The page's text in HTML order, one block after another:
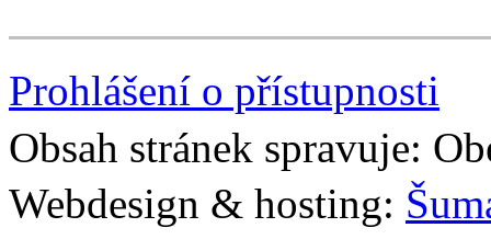
Prohlášení o přístupnosti
Obsah stránek spravuje:
Webdesign & hosting: